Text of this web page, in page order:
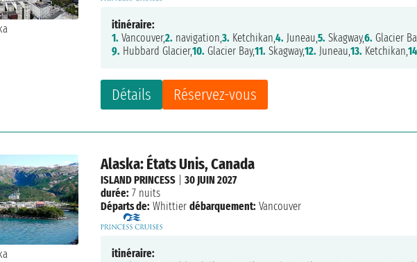
Détails Réservez-vous
itinéraire:
1. Vancouver,2. navigation,3. Ketchikan,4. Juneau,5. Skagway,6. Glacier
9. Hubbard Glacier,10. Glacier Bay,11. Skagway,12. Juneau,13. Ketchikan,
Alaska: États Unis, Canada
ISLAND PRINCESS |30 JUIN 2027
durée: 7 nuits
Départs de: Whittier débarquement: Vancouver
itinéraire: